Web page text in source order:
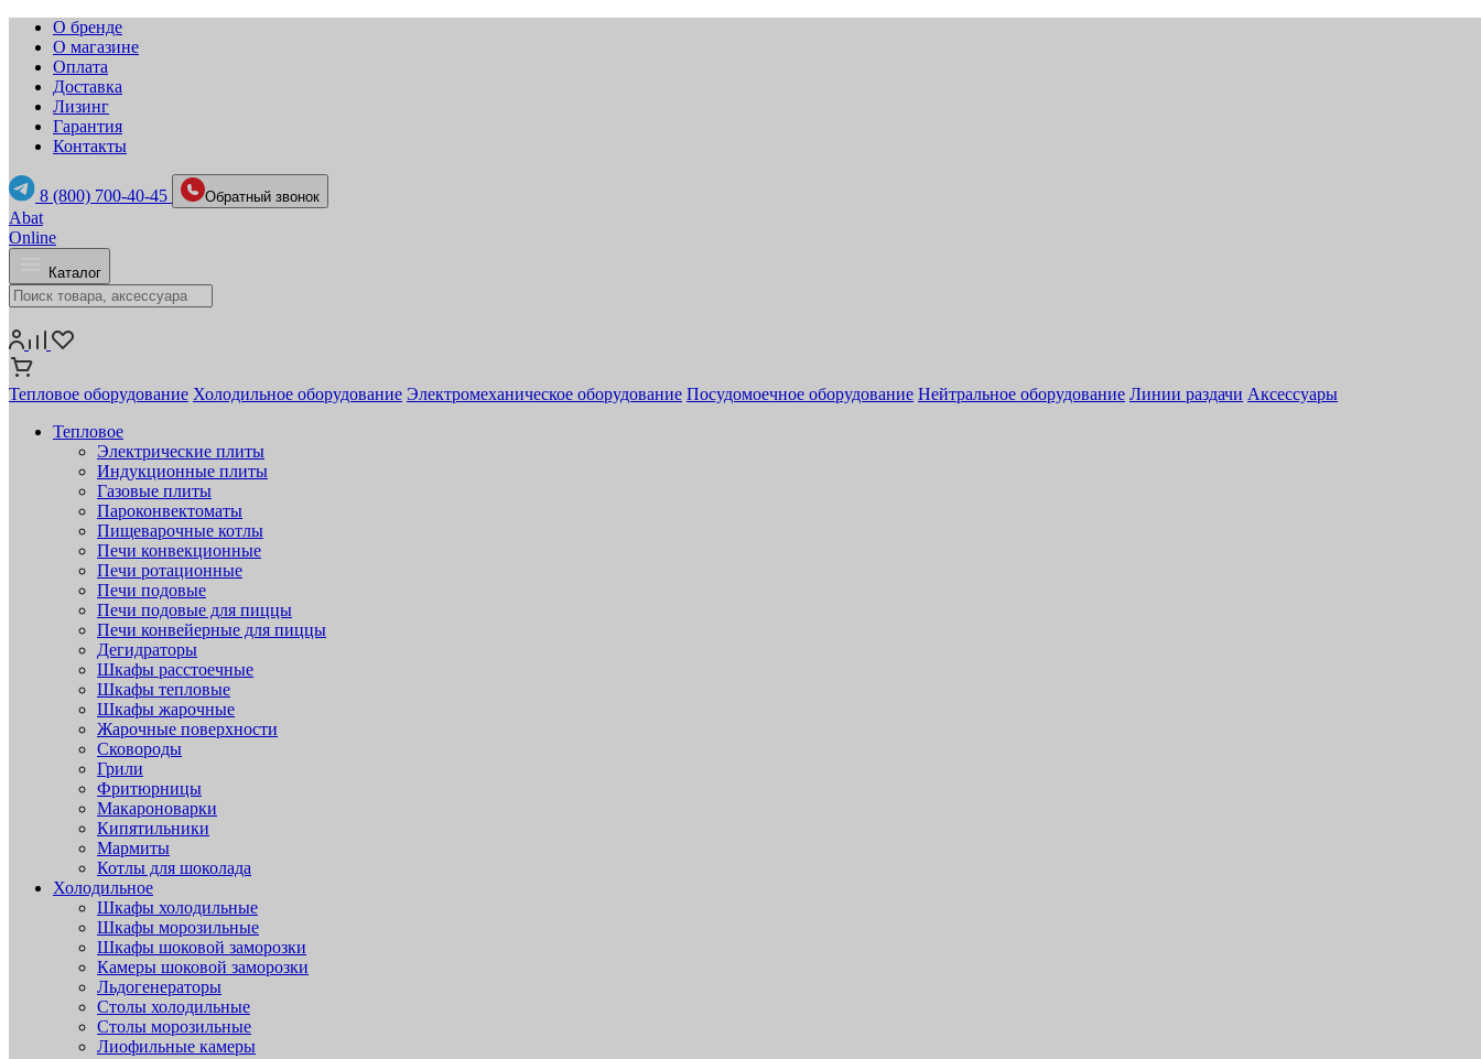
О бренде
О магазине
Оплата
Доставка
Лизинг
Гарантия
Контакты
8 (800) 700-40-45 Обратный звонок
Abat
Online
Каталог
Тепловое оборудование Холодильное оборудование Электромеханическое оборудование Посудомоечное оборудование Нейтральное оборудование Линии раздачи Аксессуары
Тепловое
Электрические плиты
Индукционные плиты
Газовые плиты
Пароконвектоматы
Пищеварочные котлы
Печи конвекционные
Печи ротационные
Печи подовые
Печи подовые для пиццы
Печи конвейерные для пиццы
Дегидраторы
Шкафы расстоечные
Шкафы тепловые
Шкафы жарочные
Жарочные поверхности
Сковороды
Грили
Фритюрницы
Макароноварки
Кипятильники
Мармиты
Котлы для шоколада
Холодильное
Шкафы холодильные
Шкафы морозильные
Шкафы шоковой заморозки
Камеры шоковой заморозки
Льдогенераторы
Столы холодильные
Столы морозильные
Лиофильные камеры